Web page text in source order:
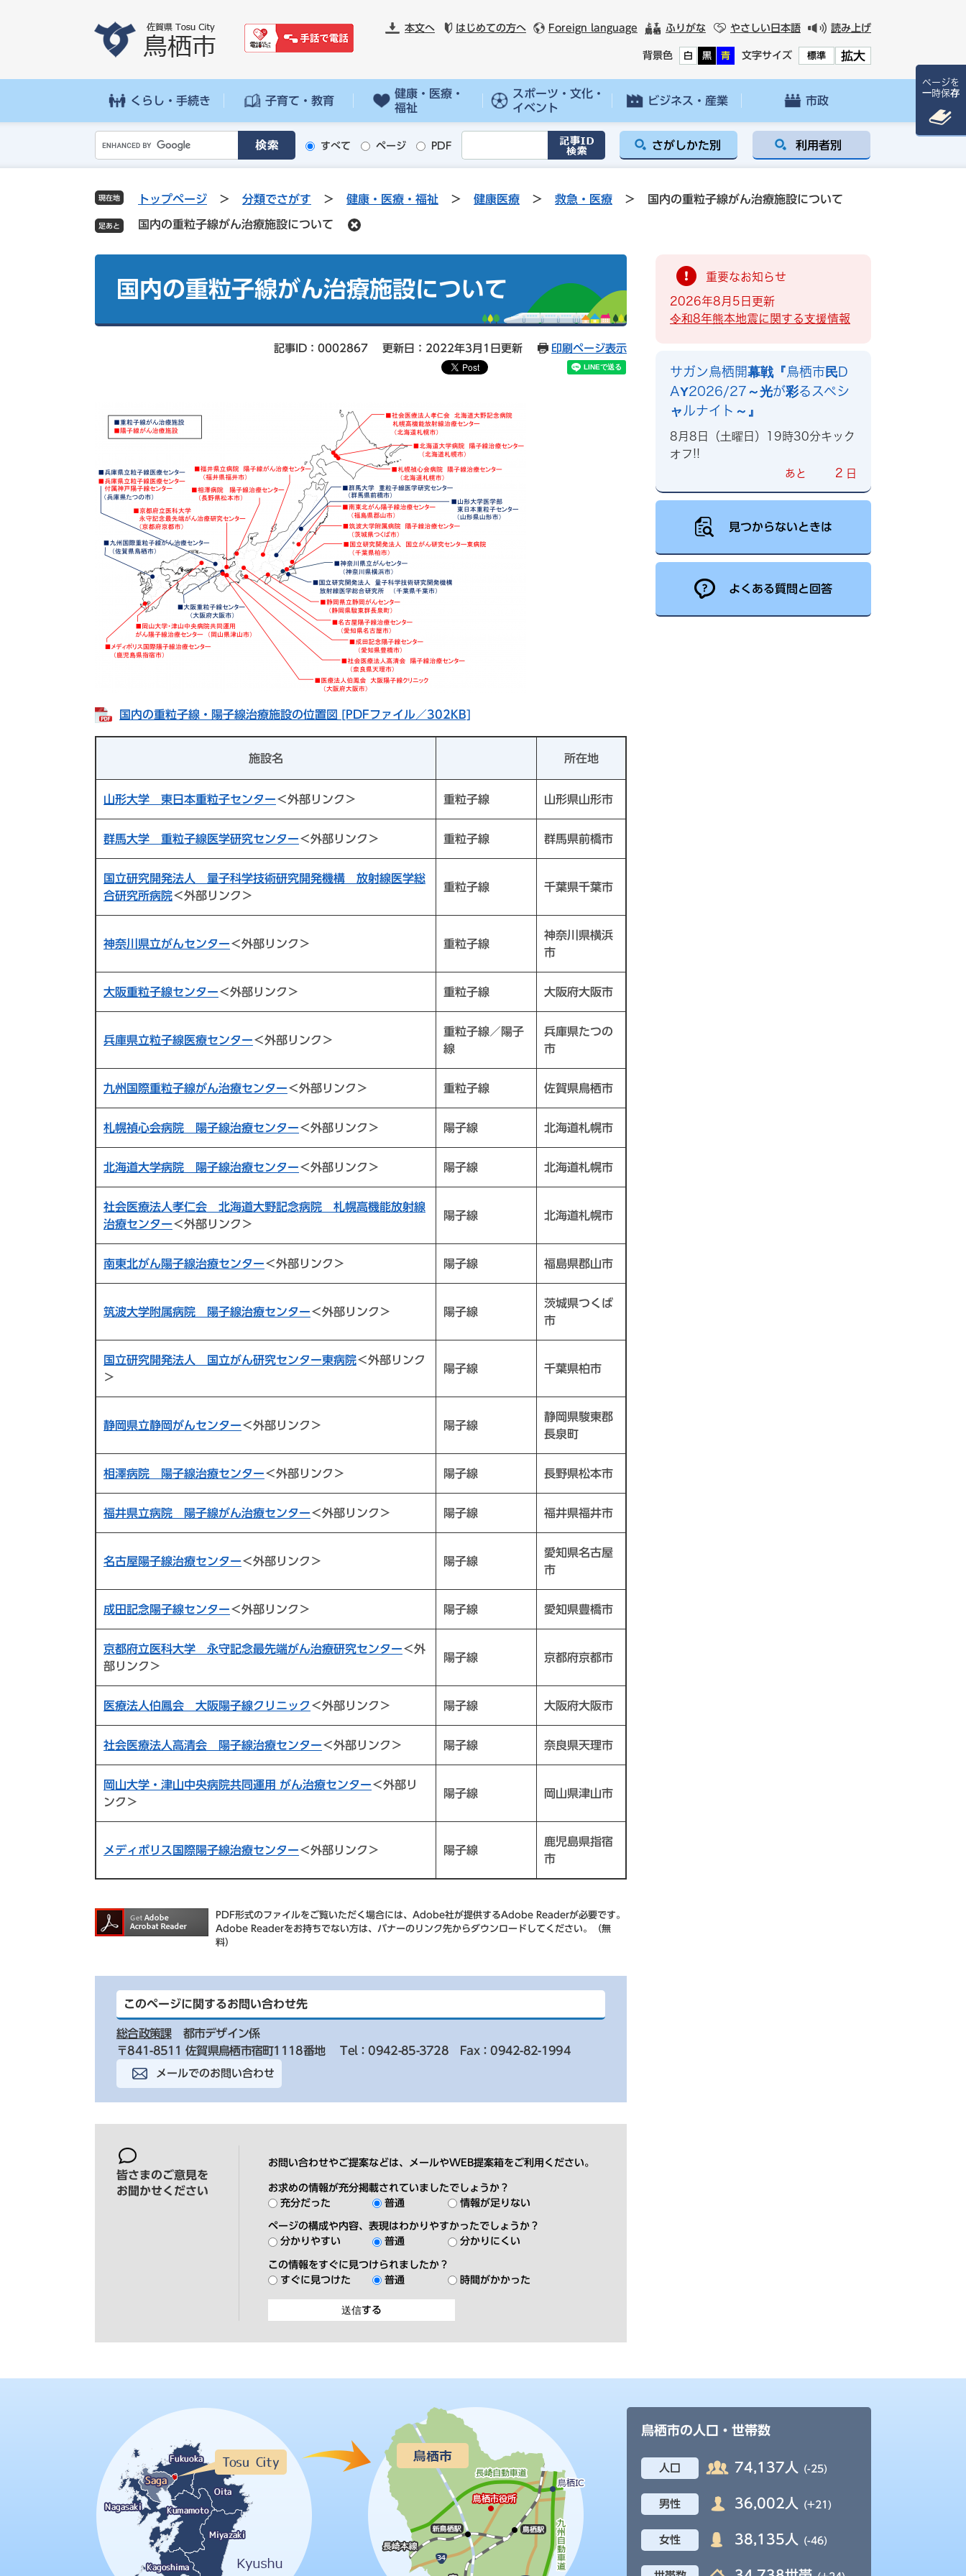
先
を
本文へ はじめての方へ Foreign language ふりがな やさしい日本語 読み上げ
背景色 白 黒 青 文字サイズ 標準 拡大
くらし・手続き 子育て・教育
健康・医療・
福祉
スポーツ・文化・
イベント
ビジネス・産業 市政
o
g
l
e
ス
索
すべて ページ PDF さがしかた別 利用者別
現在地 トップページ > 分類でさがす > 健康・医療・福祉 > 健康医療 > 救急・医療 > 国内の重粒子線がん治療施設について
国内の重粒子線がん治療施設について
国内の重粒子線がん治療施設について
記事ID：0002867 更新日：2022年3月1日更新 印刷ページ表示
国内の重粒子線・陽子線治療施設の位置図 [PDFファイル／302KB]
施設名 所在地
山形大学 東日本重粒子センター＜外部リンク＞ 重粒子線 山形県山形市
群馬大学 重粒子線医学研究センター＜外部リンク＞ 重粒子線 群馬県前橋市
国立研究開発法人 量子科学技術研究開発機構 放射線医学総
合研究所病院＜外部リンク＞
重粒子線 千葉県千葉市
神奈川県立がんセンター＜外部リンク＞ 重粒子線
神奈川県横浜
市
大阪重粒子線センター＜外部リンク＞ 重粒子線 大阪府大阪市
兵庫県立粒子線医療センター＜外部リンク＞
重粒子線／陽子
線
兵庫県たつの
市
九州国際重粒子線がん治療センター＜外部リンク＞ 重粒子線 佐賀県鳥栖市
札幌禎心会病院 陽子線治療センター＜外部リンク＞ 陽子線 北海道札幌市
北海道大学病院 陽子線治療センター＜外部リンク＞ 陽子線 北海道札幌市
社会医療法人孝仁会 北海道大野記念病院 札幌高機能放射線
治療センター＜外部リンク＞
陽子線 北海道札幌市
南東北がん陽子線治療センター＜外部リンク＞ 陽子線 福島県郡山市
筑波大学附属病院 陽子線治療センター＜外部リンク＞ 陽子線
茨城県つくば
市
国立研究開発法人 国立がん研究センター東病院＜外部リンク
＞
陽子線 千葉県柏市
静岡県立静岡がんセンター＜外部リンク＞ 陽子線
静岡県駿東郡
長泉町
相澤病院 陽子線治療センター＜外部リンク＞ 陽子線 長野県松本市
福井県立病院 陽子線がん治療センター＜外部リンク＞ 陽子線 福井県福井市
名古屋陽子線治療センター＜外部リンク＞ 陽子線
愛知県名古屋
市
成田記念陽子線センター＜外部リンク＞ 陽子線 愛知県豊橋市
京都府立医科大学 永守記念最先端がん治療研究センター＜外
部リンク＞
陽子線 京都府京都市
医療法人伯鳳会 大阪陽子線クリニック ＜外部リンク＞ 陽子線 大阪府大阪市
社会医療法人高清会 陽子線治療センター＜外部リンク＞ 陽子線 奈良県天理市
岡山大学・津山中央病院共同運用 がん治療センター＜外部リ
ンク＞
陽子線 岡山県津山市
メディポリス国際陽子線治療センター＜外部リンク＞ 陽子線
鹿児島県指宿
市
PDF形式のファイルをご覧いただく場合には、Adobe社が提供するAdobe Readerが必要です。
Adobe Readerをお持ちでない方は、バナーのリンク先からダウンロードしてください。（無
料）
このページに関するお問い合わせ先
総合政策課
都市デザイン係
〒841-8511 佐賀県鳥栖市宿町1118番地
Tel：0942-85-3728 Fax：0942-82-1994
メールでのお問い合わせ
皆さまのご意見を
お聞かせください
お問い合わせやご提案などは、メールやWEB提案箱をご利用ください。
お求めの情報が充分掲載されていましたでしょうか？
充分だった
普通 情報が足りない
ページの構成や内容、表現はわかりやすかったでしょうか？
分かりやすい
普通 分かりにくい
この情報をすぐに見つけられましたか？
すぐに見つけた
普通 時間がかかった
重要なお知らせ
2026年8月5日更新
令和8年熊本地震に関する支援情報
サガン鳥栖開幕戦『鳥栖市民D
AY2026/27～光が彩るスペシ
ャルナイト～』
8月8日（土曜日）19時30分キック
オフ!!
あと 2 日
見つからないときは
よくある質問と回答
鳥栖市の人口・世帯数
人口 74,137人 (-25)
男性 36,002人 (+21)
女性 38,135人 (-46)
ページを
一時保存